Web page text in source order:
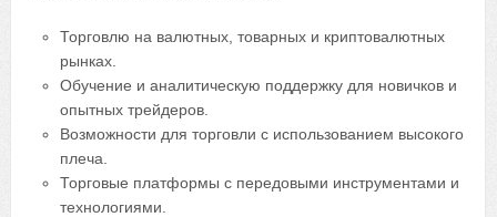
Торговлю на валютных, товарных и криптовалютных
рынках.
Обучение и аналитическую поддержку для новичков и
опытных трейдеров.
Возможности для торговли с использованием высокого
плеча.
Торговые платформы с передовыми инструментами и
технологиями.